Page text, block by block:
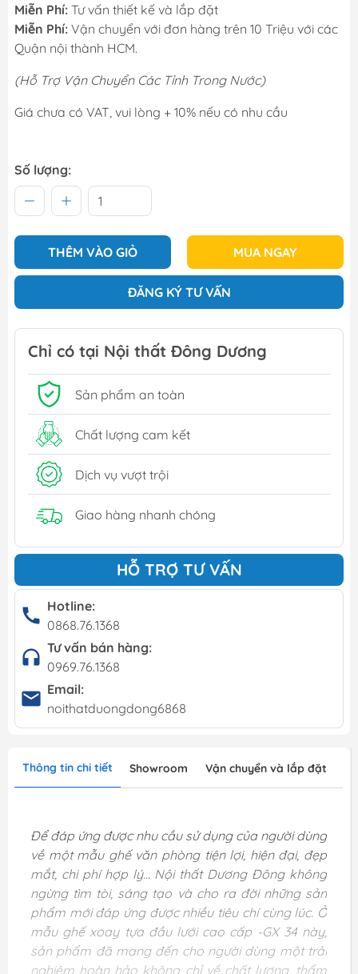
Miễn Phí: Tư vấn thiết kế và lắp đặt
Miễn Phí: Vận chuyển với đơn hàng trên 10 Triệu với các
Quận nội thành HCM.
(Hỗ Trợ Vận Chuyển Các Tỉnh Trong Nước)
Giá chưa có VAT, vui lòng + 10% nếu có nhu cầu
Số lượng:
THÊM VÀO GIỎ MUA NGAY
ĐĂNG KÝ TƯ VẤN
Chỉ có tại Nội thất Đông Dương
Sản phẩm an toàn
Chất lượng cam kết
Dịch vụ vượt trội
Giao hàng nhanh chóng
HỖ TRỢ TƯ VẤN
Hotline:
0868.76.1368
Tư vấn bán hàng:
0969.76.1368
Email:
noithatduongdong6868
Thông tin chi tiết Showroom Vận chuyển và lắp đặt
Để đáp ứng được nhu cầu sử dụng của người dùng
về một mẫu ghế văn phòng tiện lợi, hiện đại, đẹp
mắt, chi phí hợp lý... Nội thất Dương Đông không
ngừng tìm tòi, sáng tạo và cho ra đời những sản
phẩm mới đáp ứng được nhiều tiêu chí cùng lúc. Ở
mẫu ghế xoay tựa đầu lưới cao cấp -GX 34 này,
sản phẩm đã mang đến cho người dùng một trải
nghiệm hoàn hảo không chỉ về chất lượng, thẩm